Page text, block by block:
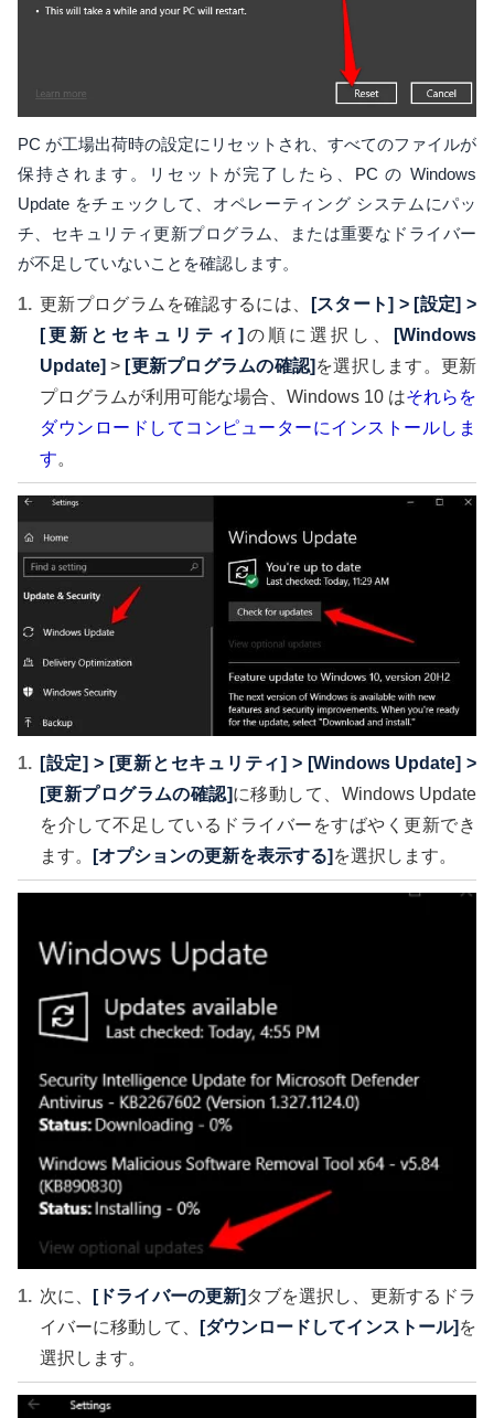
PC が工場出荷時の設定にリセットされ、すべてのファイルが
保持されます。リセットが完了したら、PC の Windows
Update をチェックして、オペレーティング システムにパッ
チ、セキュリティ更新プログラム、または重要なドライバー
が不足していないことを確認します。
更新プログラムを確認するには、
[スタート] > [設定] >
[更新とセキュリティ] の順に選択し、
[Windows
Update] > [更新プログラムの確認] を選択します。更新
プログラムが利用可能な場合、Windows 10 はそれらを
ダウンロードしてコンピューターにインストールしま
す。
[設定] > [更新とセキュリティ] > [Windows Update] >
[更新プログラムの確認]に移動して、Windows Update
を介して不足しているドライバーをすばやく更新でき
ます。
[オプションの更新を表示する] を選択します。
次に、 [ドライバーの更新] タブを選択し、更新するドラ
イバーに移動して、
[ダウンロードしてインストール] を
選択します。